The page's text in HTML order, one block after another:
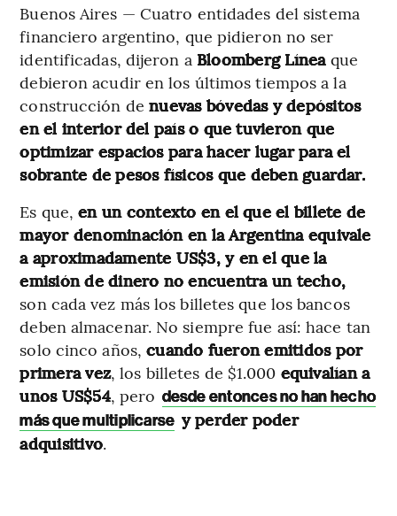
Buenos Aires — Cuatro entidades del sistema
financiero argentino, que pidieron no ser
identificadas, dijeron a Bloomberg Línea que
debieron acudir en los últimos tiempos a la
construcción de nuevas bóvedas y depósitos
en el interior del país o que tuvieron que
optimizar espacios para hacer lugar para el
sobrante de pesos físicos que deben guardar.
Es que,en un contexto en el que el billete de
mayor denominación en la Argentina equivale
a aproximadamente US$3, y en el que la
emisión de dinero no encuentra un techo,
son cada vez más los billetes que los bancos
deben almacenar. No siempre fue así: hace tan
solo cinco años,cuando fueron emitidos por
primera vez, los billetes de $1.000 equivalían a
unos US$54, pero desde entonces no han hecho
más que multiplicarse y perder poder
adquisitivo.